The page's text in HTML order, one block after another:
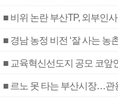
■ 비위 논란 부산TP, 외부인
■ 경남 농정 비전 ‘잘 사는
■ 교육혁신선도지 공모 코앞
■ 르노 못 타는 부산시장…관